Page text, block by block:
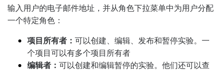
输入用户的电子邮件地址，并从角色下拉菜单中为用户分配
一个特定角色：
项目所有者： 可以创建、编辑、发布和暂停实验。一
个项目可以有多个项目所有者
编辑者： 可以创建和编辑暂停的实验。他们还可以查